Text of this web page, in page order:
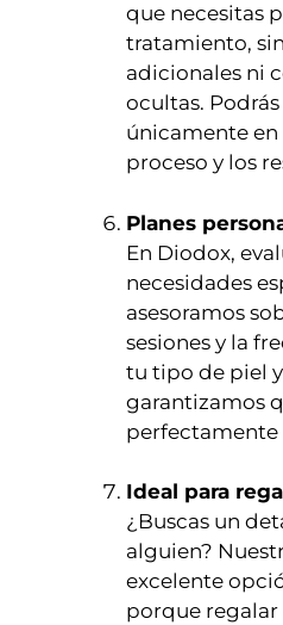
que necesitas
tratamiento,
adicionales ni
ocultas.
únicamente
proceso y los
Planes
En Diodox,
necesidades
asesoramos
sesiones y la
tu tipo de piel y
garantizamos
perfectamente
Ideal para
¿Buscas un
alguien?
excelente
porque